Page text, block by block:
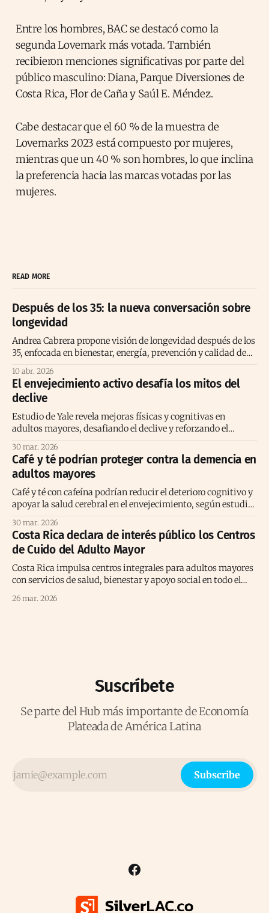
Entre los hombres, BAC se destacó como la
segunda Lovemark más votada. También
recibieron menciones significativas por parte del
público masculino: Diana, Parque Diversiones de
Costa Rica, Flor de Caña y Saúl E. Méndez.
Cabe destacar que el 60 % de la muestra de
Lovemarks 2023 está compuesto por mujeres,
mientras que un 40 % son hombres, lo que inclina
la preferencia hacia las marcas votadas por las
mujeres.
READ MORE
Después de los 35: la nueva conversación sobre
longevidad
Andrea Cabrera propone visión de longevidad después de los
35, enfocada en bienestar, energía, prevención y calidad de
vida consciente
10 abr. 2026
El envejecimiento activo desafía los mitos del
declive
Estudio de Yale revela mejoras físicas y cognitivas en
adultos mayores, desafiando el declive y reforzando el
30 mar. 2026
Café y té podrían proteger contra la demencia en
adultos mayores
Café y té con cafeína podrían reducir el deterioro cognitivo y
apoyar la salud cerebral en el envejecimiento, según estudio
30 mar. 2026
Costa Rica declara de interés público los Centros
de Cuido del Adulto Mayor
Costa Rica impulsa centros integrales para adultos mayores
con servicios de salud, bienestar y apoyo social en todo el
26 mar. 2026
Suscríbete
Se parte del Hub más importante de Economía
Plateada de América Latina
Subscribe